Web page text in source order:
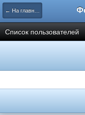
← На главную
Список пользователей